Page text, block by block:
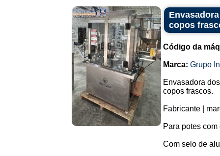
copos
Código da
Marca: Grupo
Envasadora
copos frascos.
Fabricante |
Para potes
Com selo de